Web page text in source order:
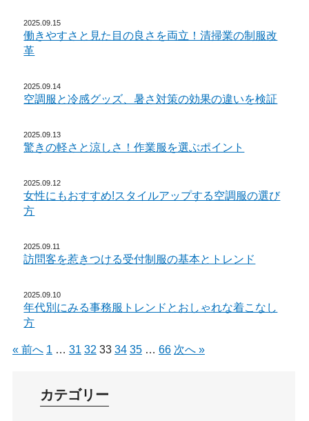
2025.09.15
働きやすさと見た目の良さを両立！清掃業の制服改
革
2025.09.14
空調服と冷感グッズ、暑さ対策の効果の違いを検証
2025.09.13
驚きの軽さと涼しさ！作業服を選ぶポイント
2025.09.12
女性にもおすすめ!スタイルアップする空調服の選び
方
2025.09.11
訪問客を惹きつける受付制服の基本とトレンド
2025.09.10
年代別にみる事務服トレンドとおしゃれな着こなし
方
« 前へ 1 … 31 32 33 34 35 … 66 次へ »
カテゴリー